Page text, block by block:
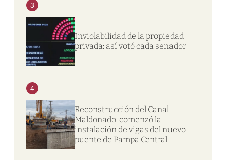
3
Inviolabilidad de la propiedad
privada: así votó cada senador
4
Reconstrucción del Canal
Maldonado: comenzó la
instalación de vigas del nuevo
puente de Pampa Central